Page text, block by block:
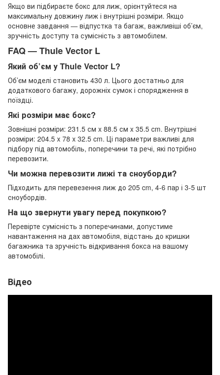
Якщо ви підбираєте бокс для лиж, орієнтуйтеся на
максимальну довжину лиж і внутрішні розміри. Якщо
основне завдання — відпустка та багаж, важливіші об’єм,
зручність доступу та сумісність з автомобілем.
FAQ — Thule Vector L
Який об’єм у Thule Vector L?
Об’єм моделі становить 430 л. Цього достатньо для
додаткового багажу, дорожніх сумок і спорядження в
поїздці.
Які розміри має бокс?
Зовнішні розміри: 231.5 см x 88.5 см x 35.5 cm. Внутрішні
розміри: 204.5 x 78 x 32.5 cm. Ці параметри важливі для
підбору під автомобіль, поперечини та речі, які потрібно
перевозити.
Чи можна перевозити лижі та сноуборди?
Підходить для перевезення лиж до 205 cm, 4-6 пар і 3-5 шт
сноубордів.
На що звернути увагу перед покупкою?
Перевірте сумісність з поперечинами, допустиме
навантаження на дах автомобіля, відстань до кришки
багажника та зручність відкривання бокса на вашому
автомобілі.
Відео